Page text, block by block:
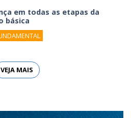
em todas as etapas da
básica
VEJA MAIS